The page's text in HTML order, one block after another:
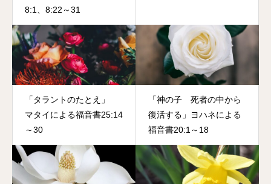
8:1、8:22～31
「タラントのたとえ」
マタイによる福音書25:14
～30
「神の子 死者の中から
復活する」ヨハネによる
福音書20:1～18